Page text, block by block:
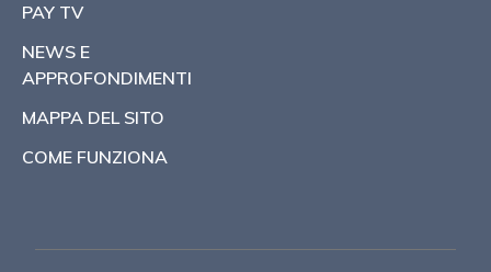
PAY TV
NEWS E
APPROFONDIMENTI
MAPPA DEL SITO
COME FUNZIONA